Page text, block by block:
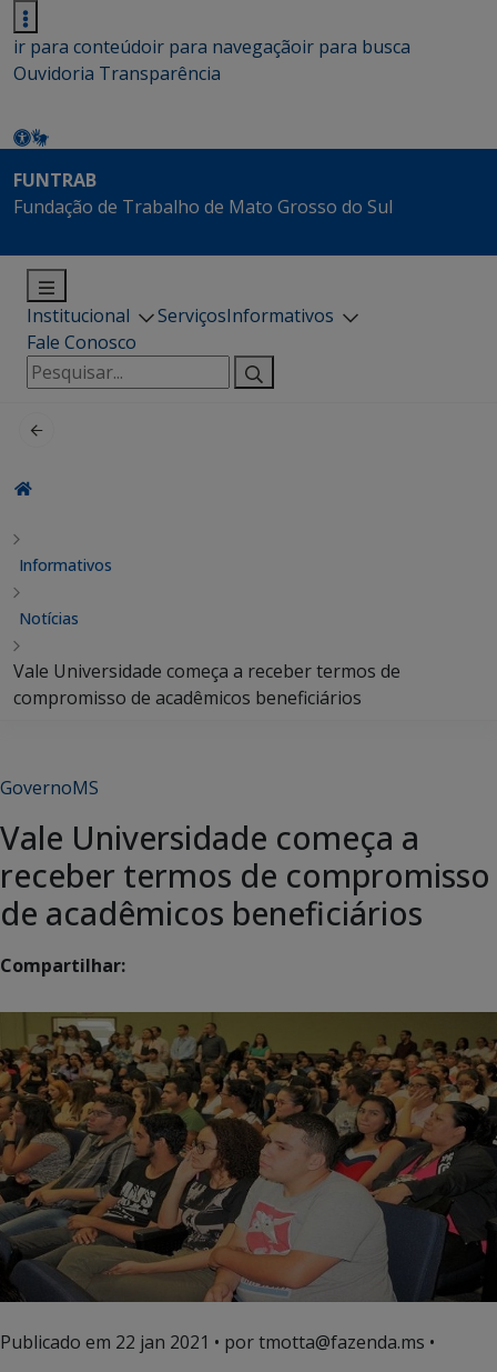
ir para conteúdoir para navegaçãoir para busca
Ouvidoria Transparência
FUNTRAB
Fundação de Trabalho de Mato Grosso do Sul
Institucional ServiçosInformativos
Fale Conosco
Pesquisar
por:
Informativos
Notícias
Vale Universidade começa a receber termos de
compromisso de acadêmicos beneficiários
GovernoMS
Vale Universidade começa a
receber termos de compromisso
de acadêmicos beneficiários
Compartilhar:
Publicado em 22 jan 2021 • por tmotta@fazenda.ms •